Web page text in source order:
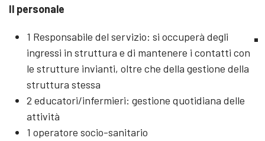
Il personale
1 Responsabile del servizio: si occuperà degli
ingressi in struttura e di mantenere i contatti con
le strutture invianti, oltre che della gestione della
struttura stessa
2 educatori/infermieri: gestione quotidiana delle
attività
1 operatore socio-sanitario